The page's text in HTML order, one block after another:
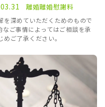
離婚離婚慰謝料
深めていただくためのもので
ご事情によってはご相談を承
ご了承ください。